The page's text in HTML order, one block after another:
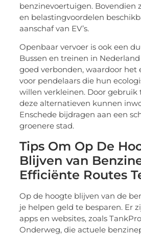
benzinevoertuigen. Bovendien
en belastingvoordelen
aanschaf van EV’s.
Openbaar vervoer is ook een
Bussen en treinen in
goed verbonden, waardoor het
voor pendelaars die hun
willen verkleinen. Door gebruik
deze alternatieven kunnen
Enschede bijdragen aan een
groenere stad.
Tips Om Op De
Blijven van
Efficiënte Routes
Op de hoogte blijven van de
je helpen geld te besparen. Er
apps en websites, zoals
Onderweg, die actuele